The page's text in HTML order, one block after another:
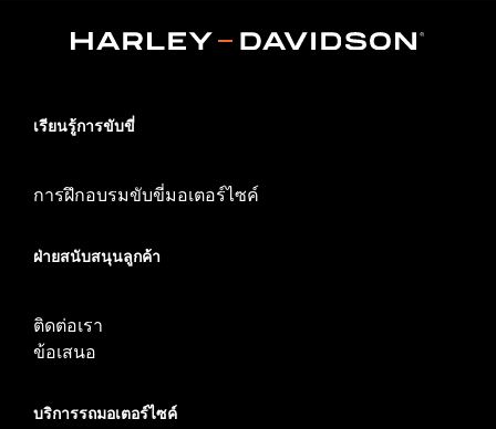
เรียนรู้การขับขี่
การฝึกอบรมขับขี่มอเตอร์ไซค์
ฝ่ายสนับสนุนลูกค้า
ติดต่อเรา
ข้อเสนอ
บริการรถมอเตอร์ไซค์​